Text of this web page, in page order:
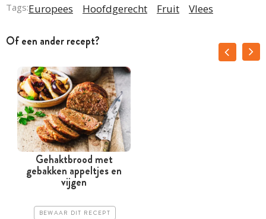
Tags:Europees Hoofdgerecht Fruit Vlees
Of een ander recept?
Gehaktbrood met
gebakken appeltjes en
vijgen
BEWAAR DIT RECEPT